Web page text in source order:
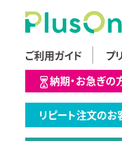
ご利用ガイド プ
納期・お急ぎ
リピート注文の